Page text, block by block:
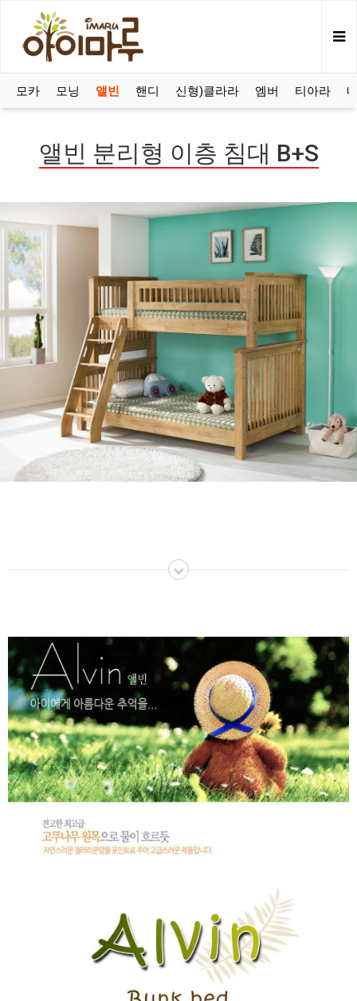
모카 모닝 앨빈 핸디 신형)클라라 엠버 티아라
앨빈 분리형 이층 침대 B+S